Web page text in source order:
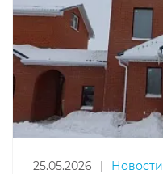
25.05.2026 | Новости